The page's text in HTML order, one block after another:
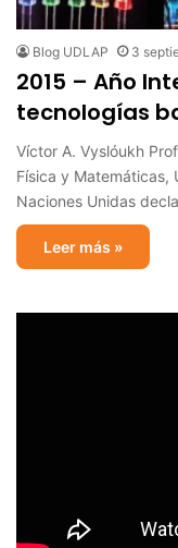
Blog UDLAP 3
2015 – Año
tecnologías
Víctor A. Vyslóukh
Física y Matemáticas,
Naciones Unidas
Leer más »